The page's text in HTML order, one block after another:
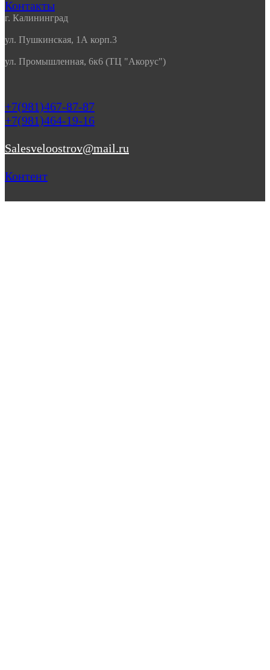
Контакты
г. Калининград
ул. Пушкинская, 1А корп.3
ул. Промышленная, 6к6 (ТЦ "Акорус")
+7(981)467-87-87
+7(981)464-19-16
Salesveloostrov@mail.ru
Контент